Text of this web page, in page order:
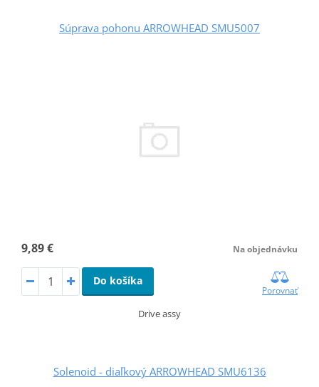
Súprava pohonu ARROWHEAD SMU5007
9,89 € Na objednávku
Do košíka
Porovnať
Drive assy
Solenoid - diaľkový ARROWHEAD SMU6136